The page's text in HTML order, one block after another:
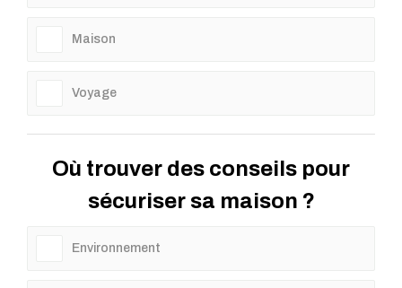
Maison
Voyage
Où trouver des conseils pour
sécuriser sa maison ?
Environnement